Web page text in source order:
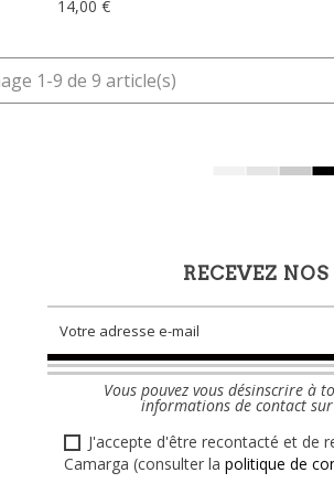
14,00 €
1-9 de 9 article(s)
RECEVEZ
Vous pouvez vous désinscrire à
informations de contact
J'accepte d'être recontacté et de
Camarga (consulter la politique de